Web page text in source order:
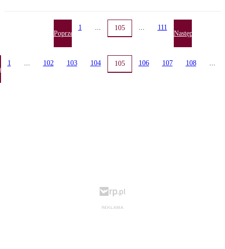
Poprzednia
1 ... 105 ... 111
Następna
1 ... 102 103 104 105 106 107 108 ...